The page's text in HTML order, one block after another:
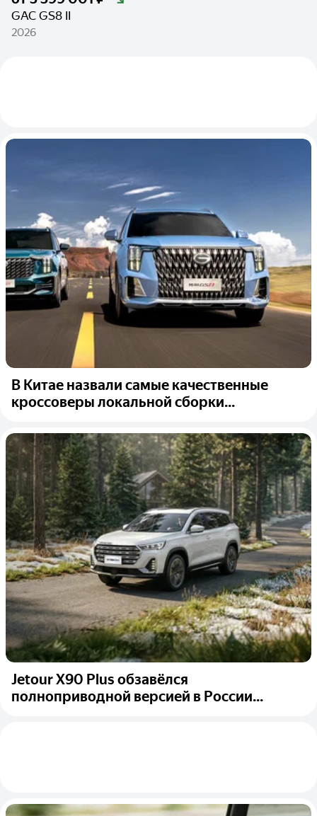
GAC GS8 II
2026
В Китае назвали самые качественные
кроссоверы локальной сборки...
Jetour X90 Plus обзавёлся
полноприводной версией в России...